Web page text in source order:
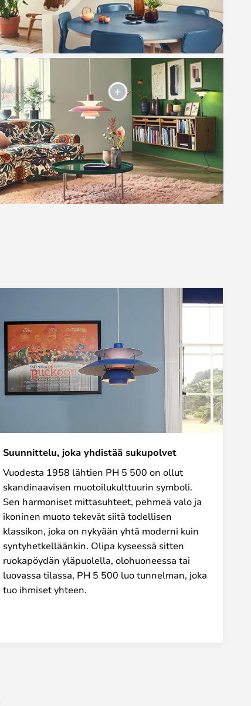
Suunnittelu, joka yhdistää sukupolvet
Vuodesta 1958 lähtien PH 5 500 on ollut
skandinaavisen muotoilukulttuurin symboli.
Sen harmoniset mittasuhteet, pehmeä valo ja
ikoninen muoto tekevät siitä todellisen
klassikon, joka on nykyään yhtä moderni kuin
syntyhetkelläänkin. Olipa kyseessä sitten
ruokapöydän yläpuolella, olohuoneessa tai
luovassa tilassa, PH 5 500 luo tunnelman, joka
tuo ihmiset yhteen.